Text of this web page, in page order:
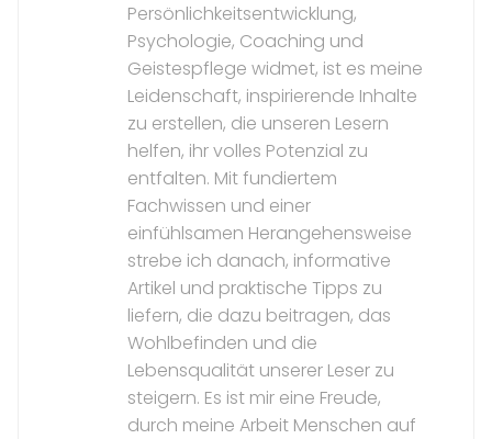
Persönlichkeitsentwicklung,
Psychologie, Coaching und
Geistespflege widmet, ist es meine
Leidenschaft, inspirierende Inhalte
zu erstellen, die unseren Lesern
helfen, ihr volles Potenzial zu
entfalten. Mit fundiertem
Fachwissen und einer
einfühlsamen Herangehensweise
strebe ich danach, informative
Artikel und praktische Tipps zu
liefern, die dazu beitragen, das
Wohlbefinden und die
Lebensqualität unserer Leser zu
steigern. Es ist mir eine Freude,
durch meine Arbeit Menschen auf